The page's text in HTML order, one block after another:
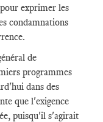
exprimer les
condamnations
de
programmes
dans des
que l'exigence
puisqu'il s'agirait